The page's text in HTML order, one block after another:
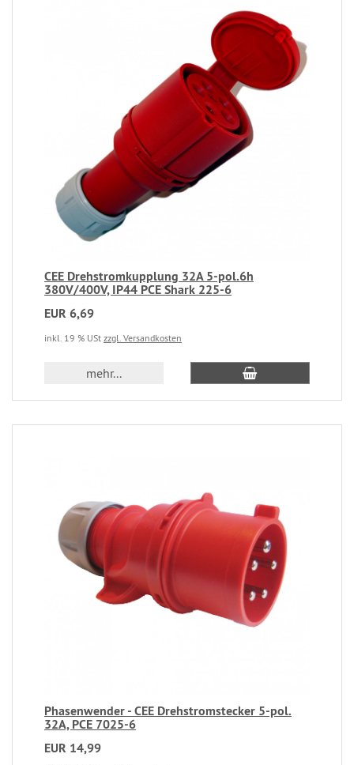
CEE Drehstromkupplung 32A 5-pol.6h
380V/400V, IP44 PCE Shark 225-6
EUR 6,69
inkl. 19 % USt zzgl. Versandkosten
mehr...
Phasenwender - CEE Drehstromstecker 5-pol.
32A, PCE 7025-6
EUR 14,99